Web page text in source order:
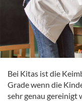
Bei Kitas ist die
Grade wenn die
sehr genau gereinigt